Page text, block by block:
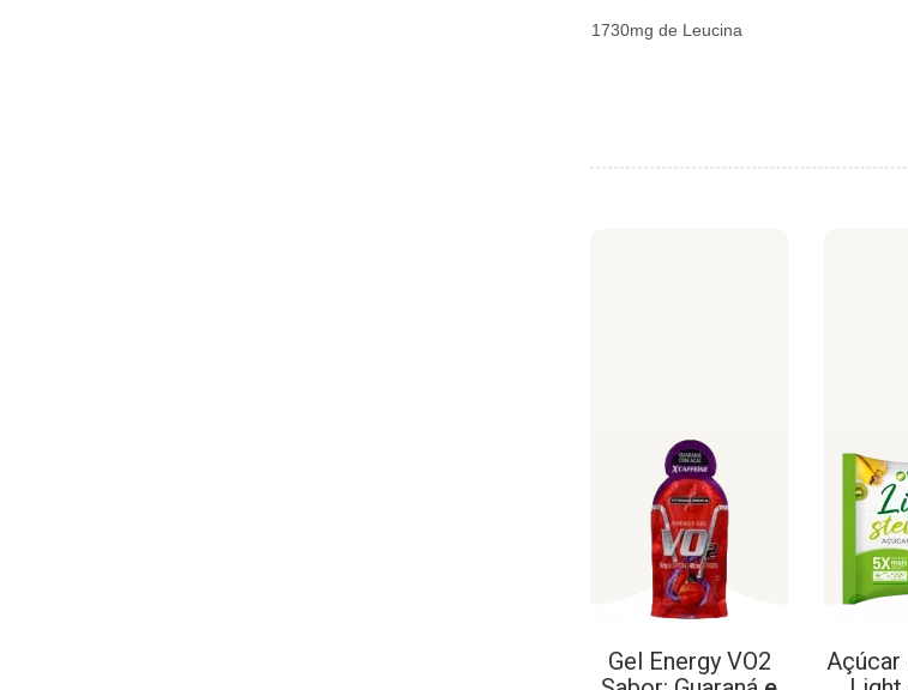
1730mg de Leucina
Gel Energy VO2
Açúcar